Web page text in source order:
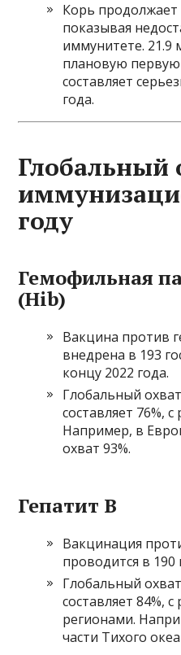
Корь
показывая
иммунитете. 21.9
плановую
составляет
года.
Глобальный
году
Гемофильная
(Hib)
Вакцина против
внедрена в 193
концу 2022 года.
Глобальный
составляет 76%,
Например, в
охват 93%.
Гепатит B
Вакцинация
проводится в 190
Глобальный
составляет 84%,
регионами.
части Тихого